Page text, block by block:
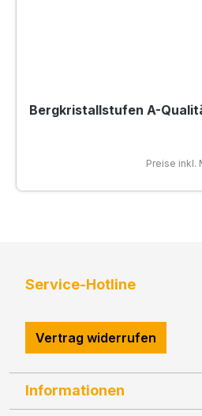
Bergkristallstufen A-
Preise inkl.
Service-Hotline
Vertrag widerrufen
Informationen